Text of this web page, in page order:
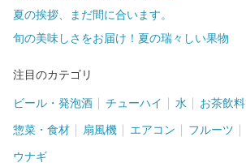
夏の挨拶、まだ間に合います。
旬の美味しさをお届け！夏の瑞々しい果物
注目のカテゴリ
ビール・発泡酒 チューハイ 水 お茶飲料
惣菜・食材 扇風機 エアコン フルーツ
ウナギ